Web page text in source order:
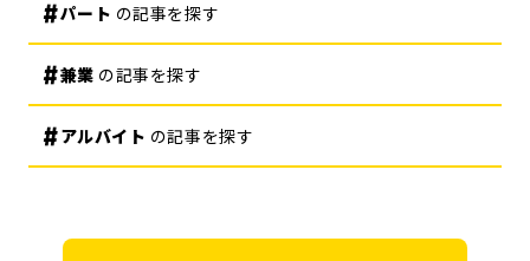
パート の記事を探す
兼業 の記事を探す
アルバイト の記事を探す